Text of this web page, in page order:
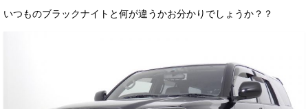
いつものブラックナイトと何が違うかお分かりでしょうか？？